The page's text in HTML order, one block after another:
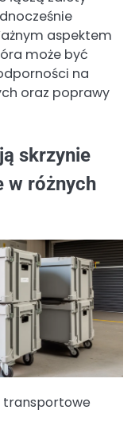
aspektem
może być
na
oraz poprawy
skrzynie
w różnych
transportowe